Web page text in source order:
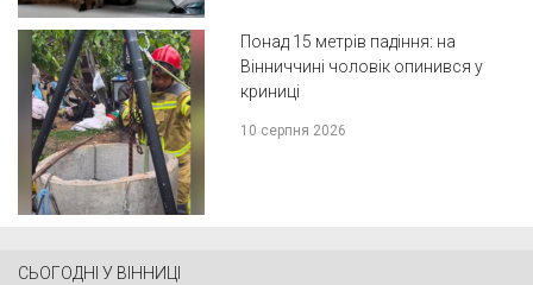
Понад 15 метрів падіння: на
Вінниччині чоловік опинився у
криниці
10 серпня 2026
СЬОГОДНІ У ВІННИЦІ